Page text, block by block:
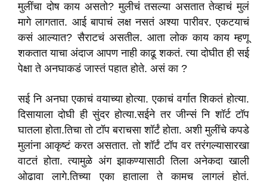
मुलींचा दोष काय असतो? मुलीचं तसल्या असतात तेव्हाचं मुलं
मागे लागतात. आई बापाचं लक्ष नसतं अश्या पारीवर. एकटयाचं
कसं आल्यात? सैराटचं असतील. आता लोक काय काय म्हणू
शकतात याचा अंदाज आपण नाही काढू शकतं. त्या दोघीत ही सई
पेक्षा ते अनघाकडं जास्तं पहात होते. असं का ?
सई नि अनघा एकाचं वयाच्या होत्या. एकाचं वर्गात शिकतं होत्या.
दिसायाला दोघी ही सुंदर होत्या.सईने तर जीन्सं नि शॉर्ट टॉप
घातला होता.तिचा तो टॉप बराचसा शॉर्टं होता. अशी मुलींचे कपडे
मुलांना आकृष्टं करत असतात. तो शॉर्टं टॉप वर तरंगल्यासारखा
वाटतं होता. त्यामुळे अंग झाकण्यासाठी तिला अनेकदा खाली
ओढावा लागे.तिच्या एका हाताला ते कामच लागलं होतं.